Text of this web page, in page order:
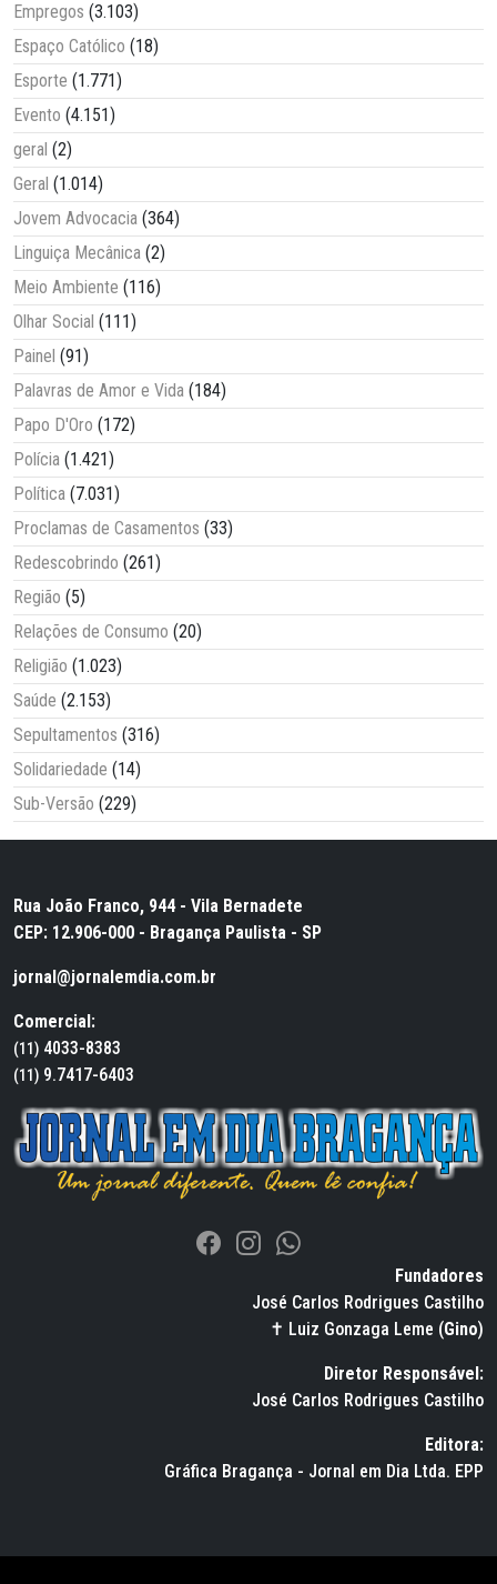
Empregos (3.103)
Espaço Católico (18)
Esporte (1.771)
Evento (4.151)
geral (2)
Geral (1.014)
Jovem Advocacia (364)
Linguiça Mecânica (2)
Meio Ambiente (116)
Olhar Social (111)
Painel (91)
Palavras de Amor e Vida (184)
Papo D'Oro (172)
Polícia (1.421)
Política (7.031)
Proclamas de Casamentos (33)
Redescobrindo (261)
Região (5)
Relações de Consumo (20)
Religião (1.023)
Saúde (2.153)
Sepultamentos (316)
Solidariedade (14)
Sub-Versão (229)
Rua João Franco, 944 - Vila Bernadete
CEP: 12.906-000 - Bragança Paulista - SP
jornal@jornalemdia.com.br
Comercial:
(11) 4033-8383
(11) 9.7417-6403
Fundadores
José Carlos Rodrigues Castilho
✝ Luiz Gonzaga Leme (Gino)
Diretor Responsável:
José Carlos Rodrigues Castilho
Editora:
Gráfica Bragança - Jornal em Dia Ltda. EPP